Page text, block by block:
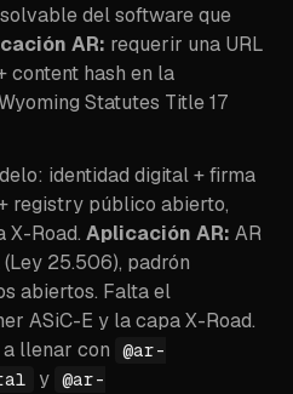
del software que
AR: requerir una URL
content hash en la
Statutes Title 17
identidad digital + firma
registry público abierto,
X-Road. Aplicación AR: AR
25.506), padrón
abiertos. Falta el
ASiC-E y la capa X-Road.
llenar con
@ar-
y @ar-